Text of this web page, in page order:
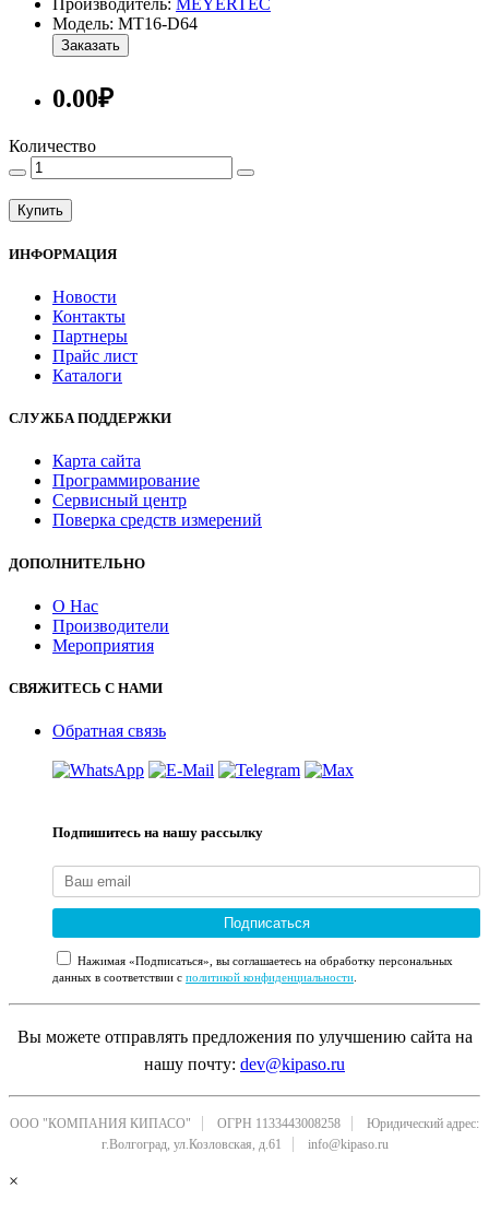
Модель: MT16-D64
Заказать
0.00₽
Количество
Купить
ИНФОРМАЦИЯ
Новости
Контакты
Партнеры
Прайс лист
Каталоги
СЛУЖБА ПОДДЕРЖКИ
Карта сайта
Программирование
Сервисный центр
Поверка средств измерений
ДОПОЛНИТЕЛЬНО
О Нас
Производители
Мероприятия
СВЯЖИТЕСЬ С НАМИ
Обратная связь
Подпишитесь на нашу рассылку
Подписаться
Нажимая «Подписаться», вы соглашаетесь на обработку персональных
данных в соответствии с политикой конфиденциальности
Вы можете отправлять предложения по улучшению сайта на
нашу почту: dev@kipaso.ru
ООО "КОМПАНИЯ КИПАСО" ОГРН 1133443008258
Юридический адрес:
г.Волгоград, ул.Козловская, д.61
info@kipaso.ru
×